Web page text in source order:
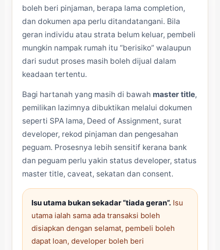
boleh beri pinjaman, berapa lama completion,
dan dokumen apa perlu ditandatangani. Bila
geran individu atau strata belum keluar, pembeli
mungkin nampak rumah itu “berisiko” walaupun
dari sudut proses masih boleh dijual dalam
keadaan tertentu.
Bagi hartanah yang masih di bawah master title,
pemilikan lazimnya dibuktikan melalui dokumen
seperti SPA lama, Deed of Assignment, surat
developer, rekod pinjaman dan pengesahan
peguam. Prosesnya lebih sensitif kerana bank
dan peguam perlu yakin status developer, status
master title, caveat, sekatan dan consent.
Isu utama bukan sekadar “tiada geran”. Isu
utama ialah sama ada transaksi boleh
disiapkan dengan selamat, pembeli boleh
dapat loan, developer boleh beri